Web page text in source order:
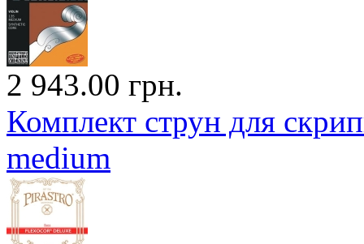
2 943.00 грн.
Комплект струн для
medium